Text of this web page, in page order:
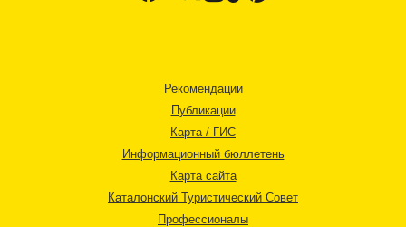
Рекомендации
Публикации
Карта / ГИС
Информационный бюллетень
Карта сайта
Каталонский Туристический Совет
Профессионалы